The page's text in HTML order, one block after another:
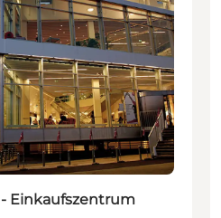
Einkaufszentrum